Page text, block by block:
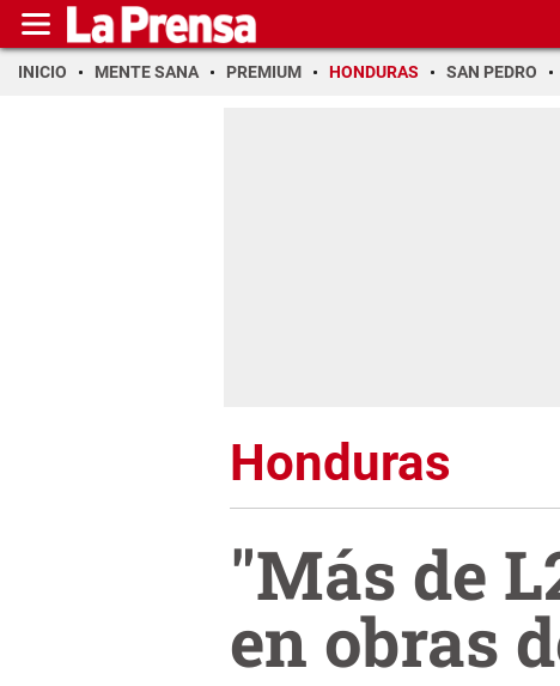
INICIO MENTE SANA PREMIUM HONDURAS SAN PEDRO
Honduras
"Más de
en obras